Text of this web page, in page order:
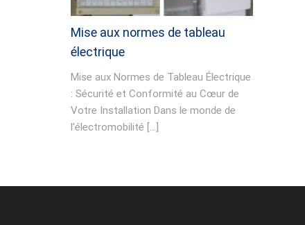
Mise aux normes de tableau
électrique
Mise aux Normes de Tableau Électrique
: Sécurité et Conformité au Cœur de
Votre Installation Dans le monde de
l’électromobilité […]